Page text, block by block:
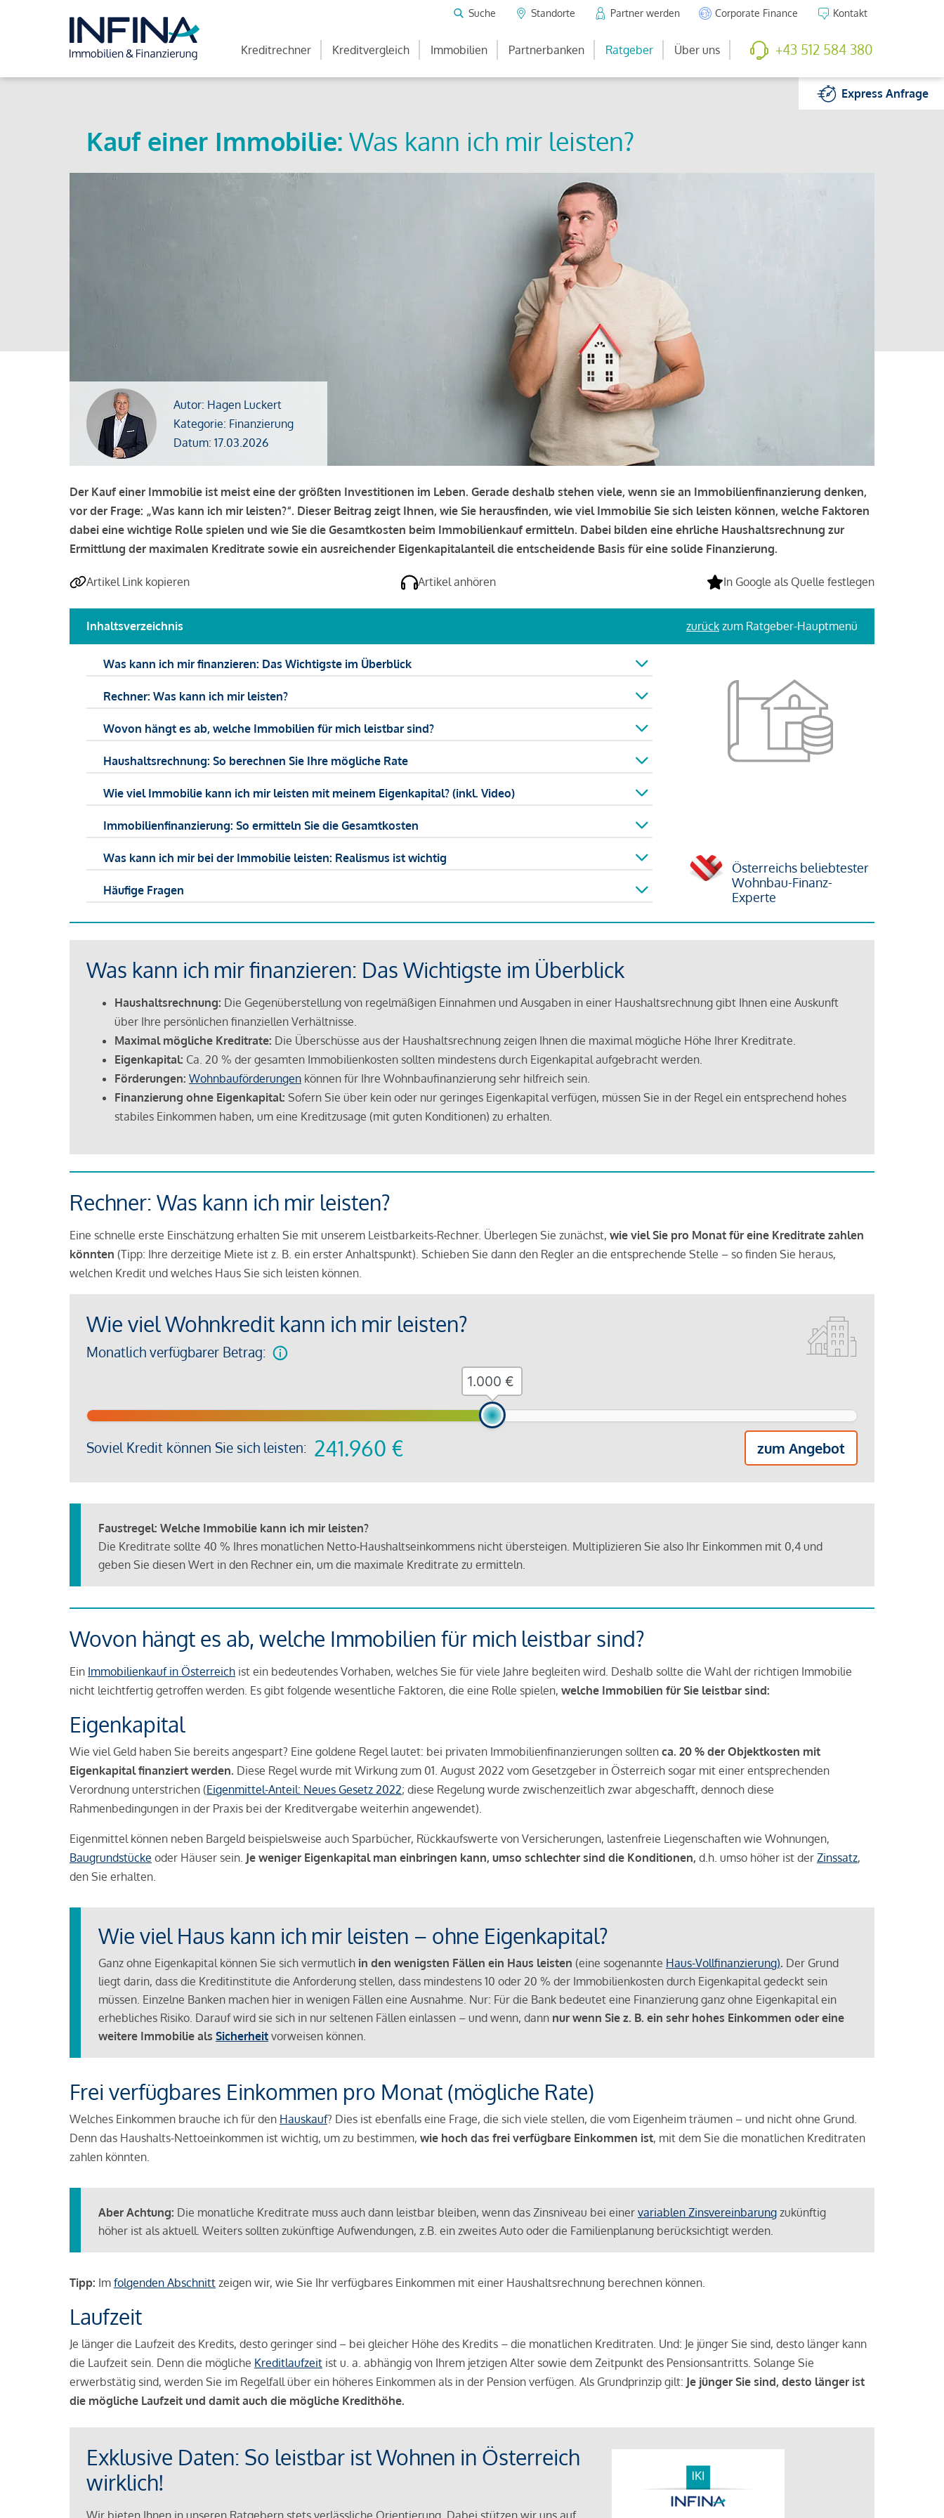
Suche Standorte Partner werden Corporate Finance Kontakt
Kreditrechner Kreditvergleich Immobilien Partnerbanken Ratgeber Über uns +43 512 584 380
ExpressAnfrage
Kauf einer Immobilie: Was kann ich mir leisten?
Autor: Hagen Luckert
Kategorie: Finanzierung
Datum: 17.03.2026
Der Kauf einer Immobilie ist meist eine der größten Investitionen im Leben. Gerade deshalb stehen viele, wenn sie an Immobilienfinanzierung denken,
vor der Frage: „Was kann ich mir leisten?“. Dieser Beitrag zeigt Ihnen, wie Sie herausfinden, wie viel Immobilie Sie sich leisten können, welche Faktoren
dabei eine wichtige Rolle spielen und wie Sie die Gesamtkosten beim Immobilienkauf ermitteln. Dabei bilden eine ehrliche Haushaltsrechnung zur
Ermittlung der maximalen Kreditrate sowie ein ausreichender Eigenkapitalanteil die entscheidende Basis für eine solide Finanzierung.
Artikel Link kopieren Artikel anhören In Google als Quelle festlegen
Inhaltsverzeichnis zurück zum Ratgeber-Hauptmenü
Was kann ich mir finanzieren: Das Wichtigste im Überblick
Rechner: Was kann ich mir leisten?
Wovon hängt es ab, welche Immobilien für mich leistbar sind?
Haushaltsrechnung: So berechnen Sie Ihre mögliche Rate
Wie viel Immobilie kann ich mir leisten mit meinem Eigenkapital? (inkl. Video)
Immobilienfinanzierung: So ermitteln Sie die Gesamtkosten
Was kann ich mir bei der Immobilie leisten: Realismus ist wichtig
Häufige Fragen
Österreichs beliebtester
Wohnbau-Finanz-
Experte
Was kann ich mir finanzieren: Das Wichtigste im Überblick
Haushaltsrechnung: Die Gegenüberstellung von regelmäßigen Einnahmen und Ausgaben in einer Haushaltsrechnung gibt Ihnen eine Auskunft
über Ihre persönlichen finanziellen Verhältnisse.
Maximal mögliche Kreditrate: Die Überschüsse aus der Haushaltsrechnung zeigen Ihnen die maximal mögliche Höhe Ihrer Kreditrate.
Eigenkapital: Ca. 20 % der gesamten Immobilienkosten sollten mindestens durch Eigenkapital aufgebracht werden.
Förderungen: Wohnbauförderungen können für Ihre Wohnbaufinanzierung sehr hilfreich sein.
Finanzierung ohne Eigenkapital: Sofern Sie über kein oder nur geringes Eigenkapital verfügen, müssen Sie in der Regel ein entsprechend hohes
stabiles Einkommen haben, um eine Kreditzusage (mit guten Konditionen) zu erhalten.
Rechner: Was kann ich mir leisten?
Eine schnelle erste Einschätzung erhalten Sie mit unserem Leistbarkeits-Rechner. Überlegen Sie zunächst, wie viel Sie pro Monat für eine Kreditrate zahlen
könnten (Tipp: Ihre derzeitige Miete ist z. B. ein erster Anhaltspunkt). Schieben Sie dann den Regler an die entsprechende Stelle – so finden Sie heraus,
welchen Kredit und welches Haus Sie sich leisten können.
Wie viel Wohnkredit kann ich mir leisten?
Monatlich verfügbarer Betrag:
Soviel Kredit können Sie sich leisten: 241.960 € zum Angebot
€
Faustregel: Welche Immobilie kann ich mir leisten?
Die Kreditrate sollte 40 % Ihres monatlichen Netto-Haushaltseinkommens nicht übersteigen. Multiplizieren Sie also Ihr Einkommen mit 0,4 und
geben Sie diesen Wert in den Rechner ein, um die maximale Kreditrate zu ermitteln.
Wovon hängt es ab, welche Immobilien für mich leistbar sind?
Ein Immobilienkauf in Österreich ist ein bedeutendes Vorhaben, welches Sie für viele Jahre begleiten wird. Deshalb sollte die Wahl der richtigen Immobilie
nicht leichtfertig getroffen werden. Es gibt folgende wesentliche Faktoren, die eine Rolle spielen, welche Immobilien für Sie leistbar sind:
Eigenkapital
Wie viel Geld haben Sie bereits angespart? Eine goldene Regel lautet: bei privaten Immobilienfinanzierungen sollten ca. 20 % der Objektkosten mit
Eigenkapital finanziert werden. Diese Regel wurde mit Wirkung zum 01. August 2022 vom Gesetzgeber in Österreich sogar mit einer entsprechenden
Verordnung unterstrichen (Eigenmittel-Anteil: Neues Gesetz 2022; diese Regelung wurde zwischenzeitlich zwar abgeschafft, dennoch diese
Rahmenbedingungen in der Praxis bei der Kreditvergabe weiterhin angewendet).
Eigenmittel können neben Bargeld beispielsweise auch Sparbücher, Rückkaufswerte von Versicherungen, lastenfreie Liegenschaften wie Wohnungen,
Baugrundstücke oder Häuser sein. Je weniger Eigenkapital man einbringen kann, umso schlechter sind die Konditionen, d.h. umso höher ist der Zinssatz,
den Sie erhalten.
Wie viel Haus kann ich mir leisten – ohne Eigenkapital?
Ganz ohne Eigenkapital können Sie sich vermutlich in den wenigsten Fällen ein Haus leisten (eine sogenannte Haus-Vollfinanzierung). Der Grund
liegt darin, dass die Kreditinstitute die Anforderung stellen, dass mindestens 10 oder 20 % der Immobilienkosten durch Eigenkapital gedeckt sein
müssen. Einzelne Banken machen hier in wenigen Fällen eine Ausnahme. Nur: Für die Bank bedeutet eine Finanzierung ganz ohne Eigenkapital ein
erhebliches Risiko. Darauf wird sie sich in nur seltenen Fällen einlassen – und wenn, dann nur wenn Sie z. B. ein sehr hohes Einkommen oder eine
weitere Immobilie als Sicherheit vorweisen können.
Frei verfügbares Einkommen pro Monat (mögliche Rate)
Welches Einkommen brauche ich für den Hauskauf? Dies ist ebenfalls eine Frage, die sich viele stellen, die vom Eigenheim träumen – und nicht ohne Grund.
Denn das Haushalts-Nettoeinkommen ist wichtig, um zu bestimmen, wie hoch das frei verfügbare Einkommen ist, mit dem Sie die monatlichen Kreditraten
zahlen könnten.
Aber Achtung: Die monatliche Kreditrate muss auch dann leistbar bleiben, wenn das Zinsniveau bei einer variablen Zinsvereinbarung zukünftig
höher ist als aktuell. Weiters sollten zukünftige Aufwendungen, z.B. ein zweites Auto oder die Familienplanung berücksichtigt werden.
Tipp: Im folgenden Abschnitt zeigen wir, wie Sie Ihr verfügbares Einkommen mit einer Haushaltsrechnung berechnen können.
Laufzeit
Je länger die Laufzeit des Kredits, desto geringer sind – bei gleicher Höhe des Kredits – die monatlichen Kreditraten. Und: Je jünger Sie sind, desto länger kann
die Laufzeit sein. Denn die mögliche Kreditlaufzeit ist u. a. abhängig von Ihrem jetzigen Alter sowie dem Zeitpunkt des Pensionsantritts. Solange Sie
erwerbstätig sind, werden Sie im Regelfall über ein höheres Einkommen als in der Pension verfügen. Als Grundprinzip gilt: Je jünger Sie sind, desto länger ist
die mögliche Laufzeit und damit auch die mögliche Kredithöhe.
Exklusive Daten: So leistbar ist Wohnen in Österreich
wirklich!